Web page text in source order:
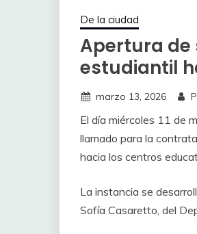
De la ciudad
Apertura de
estudiantil
marzo 13, 2026
El día miércoles 11 de
llamado para la
hacia los centros
La instancia se
Sofía Casaretto, del